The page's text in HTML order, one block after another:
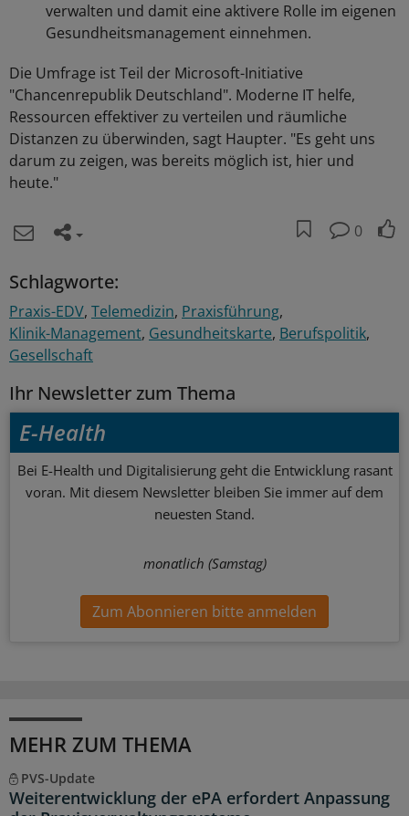
verwalten und damit eine aktivere Rolle im eigenen
Gesundheitsmanagement einnehmen.
Die Umfrage ist Teil der Microsoft-Initiative
"Chancenrepublik Deutschland". Moderne IT helfe,
Ressourcen effektiver zu verteilen und räumliche
Distanzen zu überwinden, sagt Haupter. "Es geht uns
darum zu zeigen, was bereits möglich ist, hier und
heute."
0
Schlagworte:
Praxis-EDV Telemedizin Praxisführung
Klinik-Management Gesundheitskarte Berufspolitik
Gesellschaft
Ihr Newsletter zum Thema
E-Health
Bei E-Health und Digitalisierung geht die Entwicklung rasant
voran. Mit diesem Newsletter bleiben Sie immer auf dem
neuesten Stand.
monatlich (Samstag)
Zum Abonnieren bitte anmelden
MEHR ZUM THEMA
PVS-Update
Weiterentwicklung der ePA erfordert Anpassung